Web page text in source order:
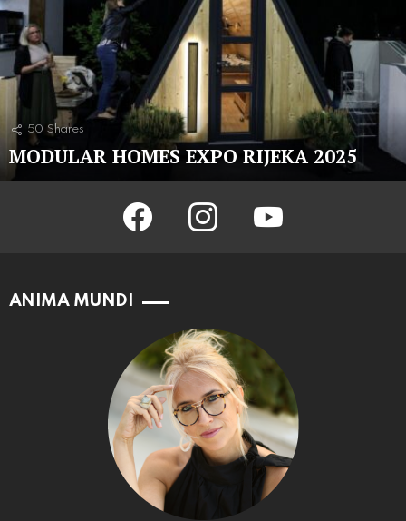
50 Shares
MODULAR HOMES EXPO RIJEKA 2025
facebook instagram youtube
ANIMA MUNDI